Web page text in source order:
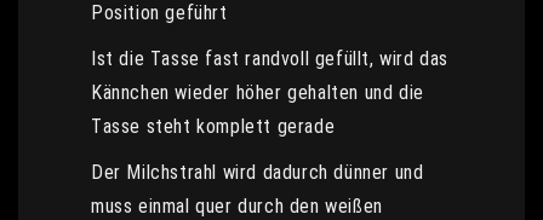
Position geführt
Ist die Tasse fast randvoll gefüllt, wird das
Kännchen wieder höher gehalten und die
Tasse steht komplett gerade
Der Milchstrahl wird dadurch dünner und
muss einmal quer durch den weißen